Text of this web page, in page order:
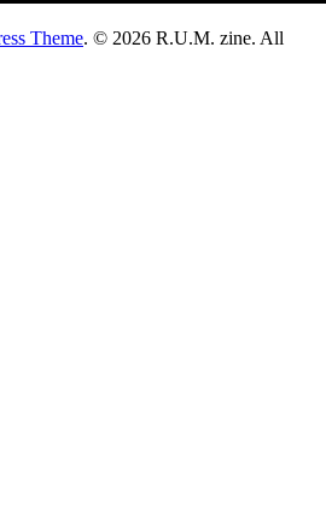
Theme. © 2026 R.U.M. zine. All